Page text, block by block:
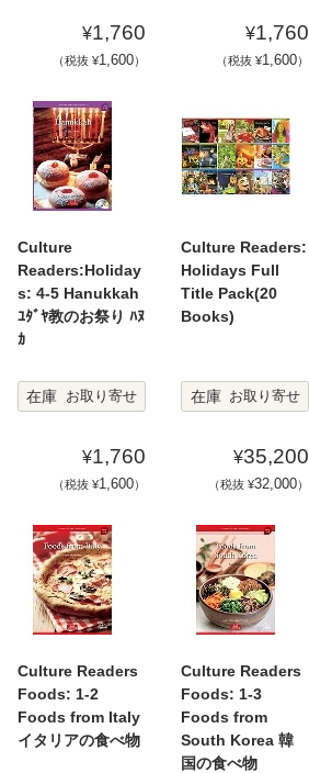
¥1,760
（税抜 ¥1,600）
¥1,760
（税抜 ¥1,600）
Culture
Readers:Holiday
s: 4-5 Hanukkah
ﾕﾀﾞﾔ教のお祭り ﾊﾇ
ｶ
在庫 お取り寄せ
¥1,760
（税抜 ¥1,600）
Culture Readers:
Holidays Full
Title Pack(20
Books)
在庫 お取り寄せ
¥35,200
（税抜 ¥32,000）
Culture Readers
Foods: 1-2
Foods from Italy
イタリアの食べ物
Culture Readers
Foods: 1-3
Foods from
South Korea 韓
国の食べ物